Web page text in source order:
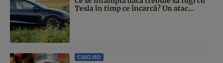
Tesla în timp ce încarcă? Un atac...
CIAO.RO